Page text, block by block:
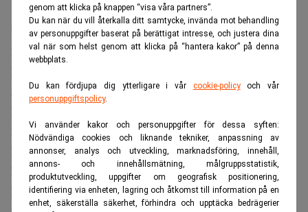
genom att klicka på knappen “visa våra partners”.
Du kan när du vill återkalla ditt samtycke, invända mot behandling
av personuppgifter baserat på berättigat intresse, och justera dina
val när som helst genom att klicka på “hantera kakor” på denna
webbplats.
Du kan fördjupa dig ytterligare i vår cookie-policyoch vår
personuppgiftspolicy.
Vi använder kakor och personuppgifter för dessa syften:
Nödvändiga cookies och liknande tekniker, anpassning av
annonser, analys och utveckling, marknadsföring, innehåll,
annons- och innehållsmätning, målgruppsstatistik,
produktutveckling, uppgifter om geografisk positionering,
identifiering via enheten, lagring och åtkomst till information på en
enhet, säkerställa säkerhet, förhindra och upptäcka bedrägerier
Yrkandet motsvarar hälften av kostnaderna som Stefan
Dahlbo lagt ned på rättegången sedan början av år 2014.
Det yrkas även att Marcus Axelryd ska solidariskt med HQ
AB betala 7 miljoner kronor jämte ränta.
Det yrkas även att Helena Dandenell ska solidariskt med
HQ AB betala 7 miljoner kronor jämte ränta.
Det yrkas att Elin Awerstedt ska betala 1,95 miljoner
kronor till Stefan Dahlbo solidariskt med HQ AB. detta är
hälften av vad Stefan Dahlbo haft i kostnader på